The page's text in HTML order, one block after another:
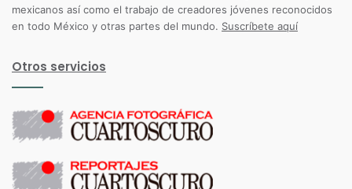
mexicanos así como el trabajo de creadores jóvenes reconocidos
en todo México y otras partes del mundo. Suscríbete aquí
Otros servicios